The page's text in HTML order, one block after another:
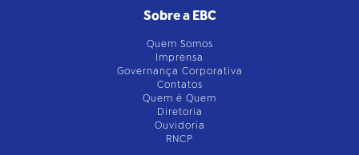
Sobre a EBC
Quem Somos
Imprensa
Governança Corporativa
Contatos
Quem é Quem
Diretoria
Ouvidoria
RNCP